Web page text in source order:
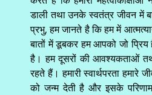
डाली तथा उनके स्वतंत्र जीवन में
प्रभु, हम जानते है कि हम में
बातों में डूबकर हम आपको जो
है। हम दूसरों की आवश्यकताओं
रहते हैं। हमारी स्वार्थपरता हमारे
को जन्म देती है और इसके